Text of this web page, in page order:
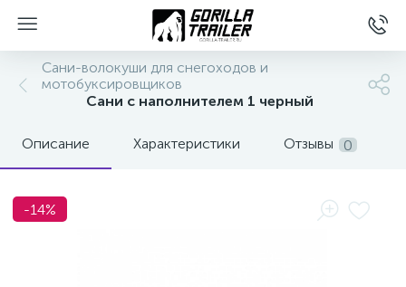
Сани-волокуши для снегоходов и
мотобуксировщиков
Сани с наполнителем 1 черный
Описание Характеристики Отзывы 0
-14%